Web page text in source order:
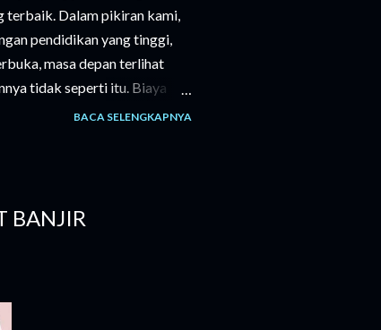
terbaik. Dalam pikiran kami,
pendidikan yang tinggi,
masa depan terlihat
tidak seperti itu. Biaya
uang masuk, tapi juga
kami sendiri. Ia memiliki
sejak awal memiliki keinginan
BACA SELENGKAPNYA
BANJIR